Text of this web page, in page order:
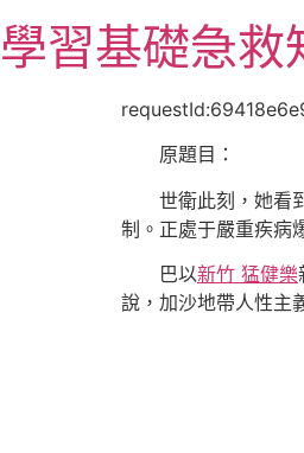
至
主
學習基礎急救
原題目：
世衛此刻，她看
制。正處于嚴重疾病
巴以新竹 猛健樂
說，加沙地帶人性主